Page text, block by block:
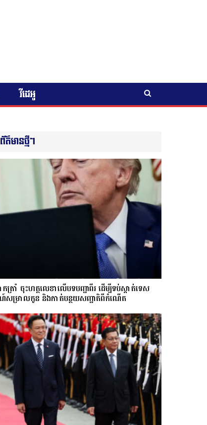
វីដេអូ
ព័ត៌មានថ្មីៗ
រាំ ចុះហត្ថលេខាលើបទបញ្ជាពីរ ដើម្បីទប់ស្កាត់ទេស​
សម្រាលកូន និងកាត់បន្ថយសញ្ជាតិពីកំណើត